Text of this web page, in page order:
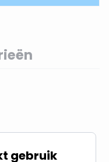
gebruik